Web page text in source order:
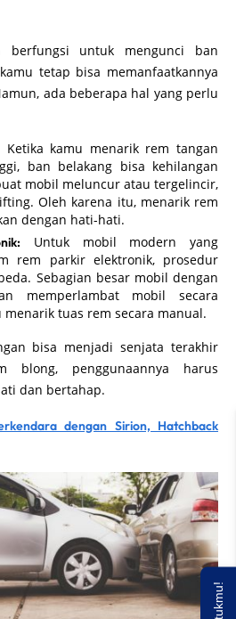
berfungsi untuk mengunci ban
tetap bisa memanfaatkannya
ada beberapa hal yang perlu
Ketika kamu menarik rem tangan
ban belakang bisa kehilangan
mobil meluncur atau tergelincir,
Oleh karena itu, menarik rem
dengan hati-hati.
Untuk mobil modern yang
rem parkir elektronik, prosedur
Sebagian besar mobil dengan
memperlambat mobil secara
tuas rem secara manual.
bisa menjadi senjata terakhir
blong, penggunaannya harus
dan bertahap.
dengan Sirion, Hatchback